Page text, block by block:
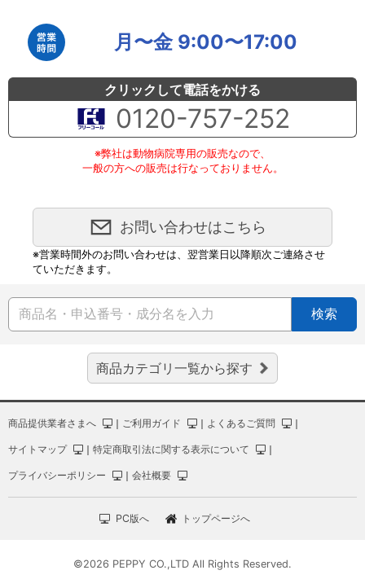
月〜金 9:00〜17:00
クリックして電話をかける
0120-757-252
※弊社は動物病院専用の販売なので、
一般の方への販売は行なっておりません。
お問い合わせはこちら
※営業時間外のお問い合わせは、翌営業日以降順次ご連絡させ
ていただきます。
検索
商品カテゴリ一覧から探す
商品提供業者さまへ ｜ ご利用ガイド ｜ よくあるご質問 ｜
サイトマップ ｜ 特定商取引法に関する表示について ｜
プライバシーポリシー ｜ 会社概要
PC版へ トップページへ
©2026 PEPPY CO.,LTD All Rights Reserved.